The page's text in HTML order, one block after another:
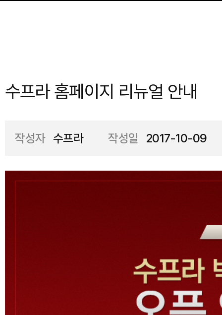
수프라 홈페이지 리뉴얼 안내
작성자 수프라 작성일 2017-10-09